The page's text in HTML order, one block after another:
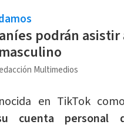
podrán
Multimedios
en TikTok
cuenta personal